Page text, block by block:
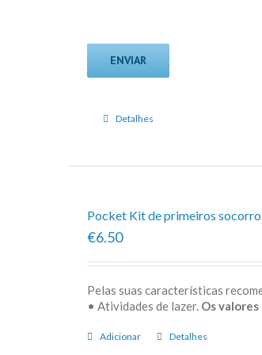
Detalhes
Pocket Kit de primeiros
€6.50
Pelas suas características
• Atividades de lazer. Os
Adicionar Detalhes